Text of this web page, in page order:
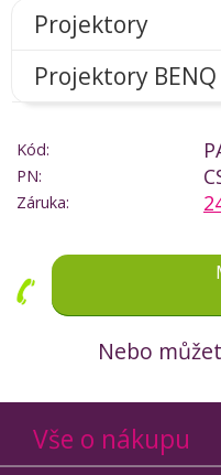
Projektory
Projektory BENQ
Kód:
PN:
Záruka:
Nebo
Vše o nákupu